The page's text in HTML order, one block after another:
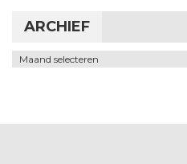
ARCHIEF
Archief